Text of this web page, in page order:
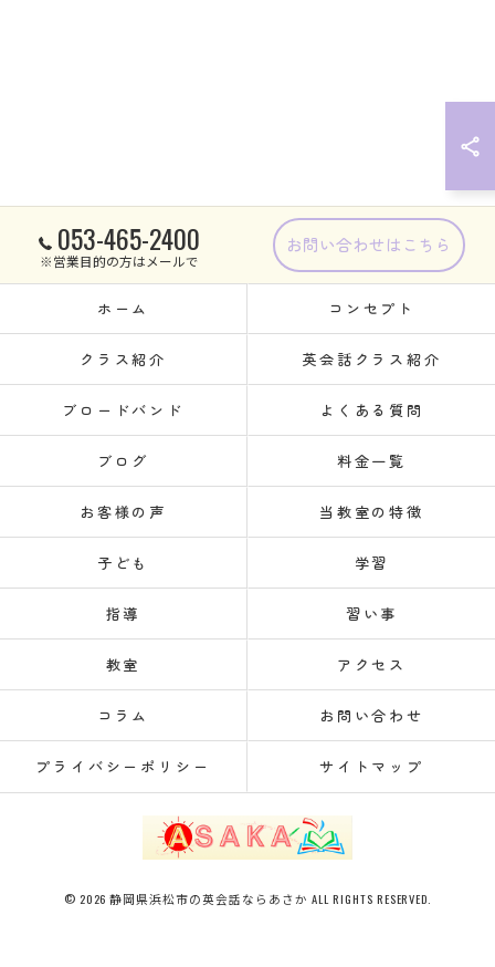
053-465-2400
※営業目的の方はメールで
お問い合わせはこちら
ホーム コンセプト
クラス紹介 英会話クラス紹介
ブロードバンド よくある質問
ブログ 料金一覧
お客様の声 当教室の特徴
子ども 学習
指導 習い事
教室 アクセス
コラム お問い合わせ
プライバシーポリシー サイトマップ
© 2026 静岡県浜松市の英会話ならあさか ALL RIGHTS RESERVED.